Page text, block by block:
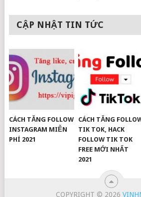
CẬP NHẬT TIN TỨC
CÁCH TĂNG FOLLOW
INSTAGRAM MIỄN
PHÍ 2021
CÁCH TĂNG
TIK TOK, HACK
FOLLOW TIK TOK
FREE MỚI NHẤT
2021
COPYRIGHT © 2026